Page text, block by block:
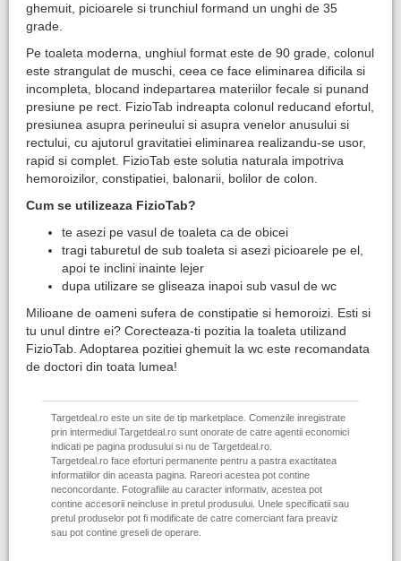
ghemuit, picioarele si trunchiul formand un unghi de 35
grade.
Pe toaleta moderna, unghiul format este de 90 grade, colonul
este strangulat de muschi, ceea ce face eliminarea dificila si
incompleta, blocand indepartarea materiilor fecale si punand
presiune pe rect. FizioTab indreapta colonul reducand efortul,
presiunea asupra perineului si asupra venelor anusului si
rectului, cu ajutorul gravitatiei eliminarea realizandu-se usor,
rapid si complet. FizioTab este solutia naturala impotriva
hemoroizilor, constipatiei, balonarii, bolilor de colon.
Cum se utilizeaza FizioTab?
te asezi pe vasul de toaleta ca de obicei
tragi taburetul de sub toaleta si asezi picioarele pe el,
apoi te inclini inainte lejer
dupa utilizare se gliseaza inapoi sub vasul de wc
Milioane de oameni sufera de constipatie si hemoroizi. Esti si
tu unul dintre ei? Corecteaza-ti pozitia la toaleta utilizand
FizioTab. Adoptarea pozitiei ghemuit la wc este recomandata
de doctori din toata lumea!
Targetdeal.ro este un site de tip marketplace. Comenzile inregistrate
prin intermediul Targetdeal.ro sunt onorate de catre agentii economici
indicati pe pagina produsului si nu de Targetdeal.ro.
Targetdeal.ro face eforturi permanente pentru a pastra exactitatea
informatiilor din aceasta pagina. Rareori acestea pot contine
neconcordante. Fotografiile au caracter informativ, acestea pot
contine accesorii neincluse in pretul produsului. Unele specificatii sau
pretul produselor pot fi modificate de catre comerciant fara preaviz
sau pot contine greseli de operare.